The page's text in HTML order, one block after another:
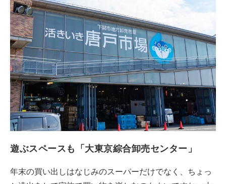
遊ぶスペースも「大東京綜合卸売センター」
年末の買い出しはなじみのスーパーだけでなく、ちょっ